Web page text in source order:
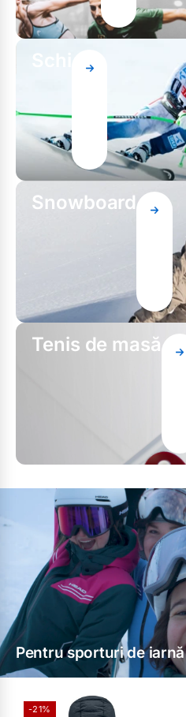
Snowboard
Tenis de masă
Pentru sporturi de iarnă
-21%